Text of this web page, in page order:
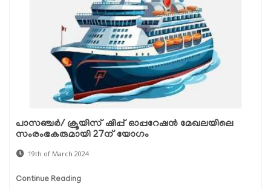
പാസഞ്ചർ/ ക്രൂയിസ് ഷിപ്പ് ഓപ്പറേഷൻ മേഖലയിലെ
സംരംഭകരുമായി 27ന് യോഗം
19th of March 2024
Continue Reading